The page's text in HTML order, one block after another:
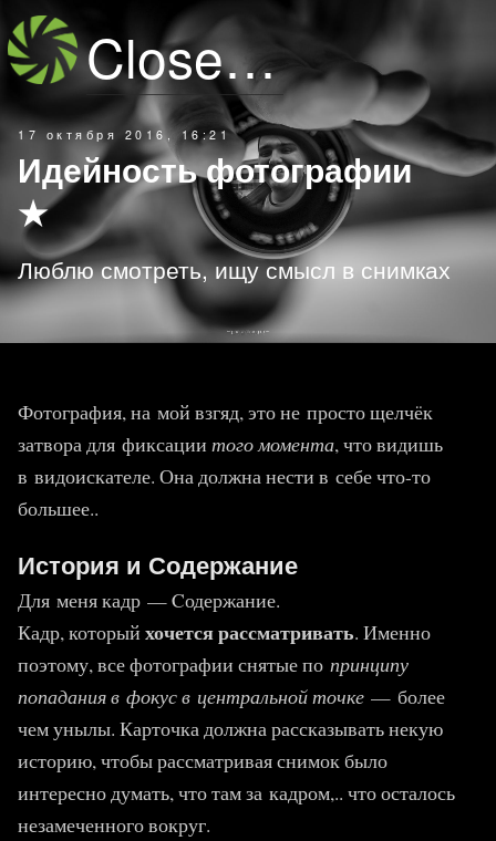
Closeup
17 октября 2016, 16:21
Идейность фотографии
★
Люблю смотреть, ищу смысл в снимках
Фотография, на мой взгяд, это не просто щелчёк
затвора для фиксации того момента, что видишь
в видоискателе. Она должна нести в себе что-то
большее..
История и Содержание
Для меня кадр — Cодержание.
Кадр, который хочется рассматривать. Именно
поэтому, все фотографии снятые по принципу
попадания в фокус в центральной точке — более
чем унылы. Карточка должна рассказывать некую
историю, чтобы рассматривая снимок было
интересно думать, что там за кадром,.. что осталось
незамеченного вокруг.